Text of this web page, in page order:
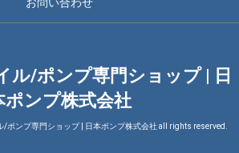
ル/ポンプ専門ショップ | 日
ポンプ株式会社
ポンプ専門ショップ | 日本ポンプ株式会社 all rights reserved.